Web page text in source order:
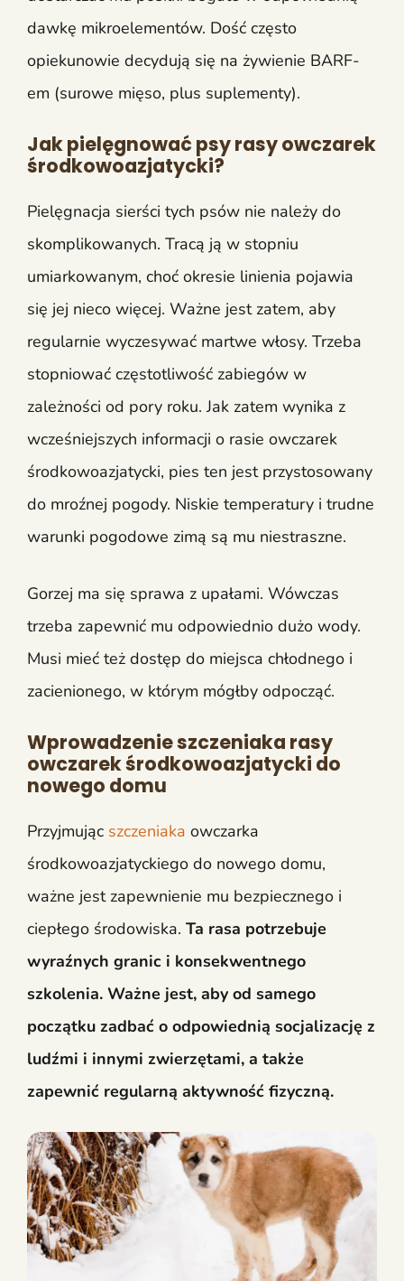
dawkę mikroelementów. Dość często
opiekunowie decydują się na żywienie BARF-
em (surowe mięso, plus suplementy).
Jak pielęgnować psy rasy owczarek
środkowoazjatycki?
Pielęgnacja sierści tych psów nie należy do
skomplikowanych. Tracą ją w stopniu
umiarkowanym, choć okresie linienia pojawia
się jej nieco więcej. Ważne jest zatem, aby
regularnie wyczesywać martwe włosy. Trzeba
stopniować częstotliwość zabiegów w
zależności od pory roku. Jak zatem wynika z
wcześniejszych informacji o rasie owczarek
środkowoazjatycki, pies ten jest przystosowany
do mroźnej pogody. Niskie temperatury i trudne
warunki pogodowe zimą są mu niestraszne.
Gorzej ma się sprawa z upałami. Wówczas
trzeba zapewnić mu odpowiednio dużo wody.
Musi mieć też dostęp do miejsca chłodnego i
zacienionego, w którym mógłby odpocząć.
Wprowadzenie szczeniaka rasy
owczarek środkowoazjatycki do
nowego domu
Przyjmując szczeniaka owczarka
środkowoazjatyckiego do nowego domu,
ważne jest zapewnienie mu bezpiecznego i
ciepłego środowiska. Ta rasa potrzebuje
wyraźnych granic i konsekwentnego
szkolenia. Ważne jest, aby od samego
początku zadbać o odpowiednią socjalizację z
ludźmi i innymi zwierzętami, a także
zapewnić regularną aktywność fizyczną.